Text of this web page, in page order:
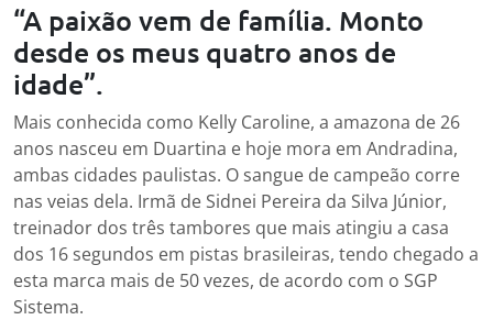
“A paixão vem de família. Monto
desde os meus quatro anos de
idade”.
Mais conhecida como Kelly Caroline, a amazona de 26
anos nasceu em Duartina e hoje mora em Andradina,
ambas cidades paulistas. O sangue de campeão corre
nas veias dela. Irmã de Sidnei Pereira da Silva Júnior,
treinador dos três tambores que mais atingiu a casa
dos 16 segundos em pistas brasileiras, tendo chegado a
esta marca mais de 50 vezes, de acordo com o SGP
Sistema.